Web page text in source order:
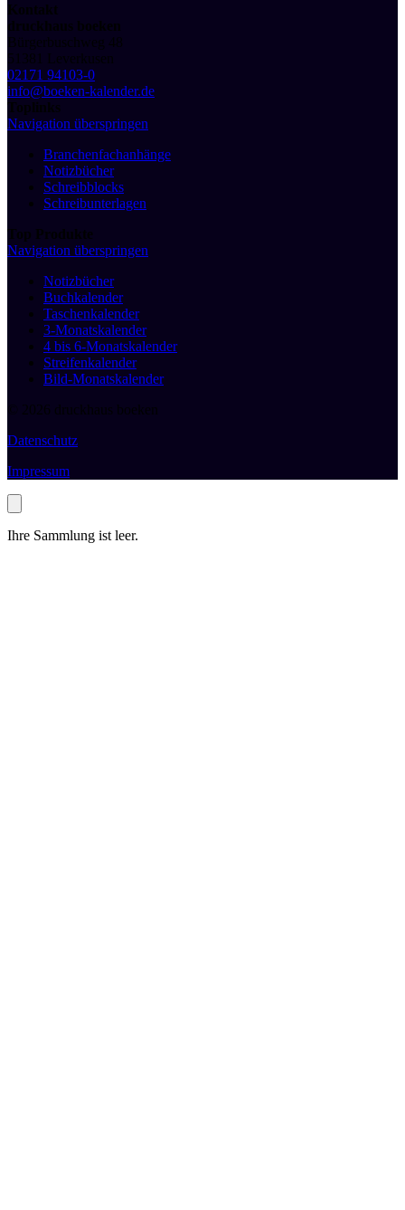
Kontakt
druckhaus boeken
Bürgerbuschweg 48
51381 Leverkusen
02171 94103-0
info@boeken-kalender.de
Toplinks
Navigation überspringen
Branchenfachanhänge
Notizbücher
Schreibblocks
Schreibunterlagen
Top Produkte
Navigation überspringen
Notizbücher
Buchkalender
Taschenkalender
3-Monatskalender
4 bis 6-Monatskalender
Streifenkalender
Bild-Monatskalender
© 2026 druckhaus boeken
Datenschutz
Impressum
Ihre Sammlung ist leer.